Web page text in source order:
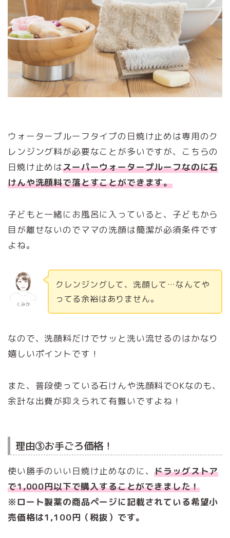
ウォータープルーフタイプの日焼け止めは専用のク
レンジング料が必要なことが多いですが、こちらの
日焼け止めはスーパーウォータープルーフなのに石
けんや洗顔料で落とすことができます。
子どもと一緒にお風呂に入っていると、子どもから
目が離せないのでママの洗顔は簡潔が必須条件です
よね。
くみか
クレンジングして、洗顔して…なんてや
ってる余裕はありません。
なので、洗顔料だけでサッと洗い流せるのはかなり
嬉しいポイントです！
また、普段使っている石けんや洗顔料でOKなのも、
余計な出費が抑えられて有難いですよね！
理由③お手ごろ価格！
使い勝手のいい日焼け止めなのに、ドラッグストア
で1,000円以下で購入することができました！
※ロート製薬の商品ページに記載されている希望小
売価格は1,100円（税抜）です。